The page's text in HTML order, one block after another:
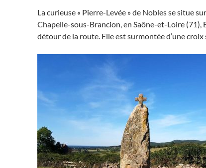
La curieuse « Pierre-Levée » de Nobles se situe
Chapelle-sous-Brancion, en Saône-et-Loire (71),
détour de la route. Elle est surmontée d’une croix